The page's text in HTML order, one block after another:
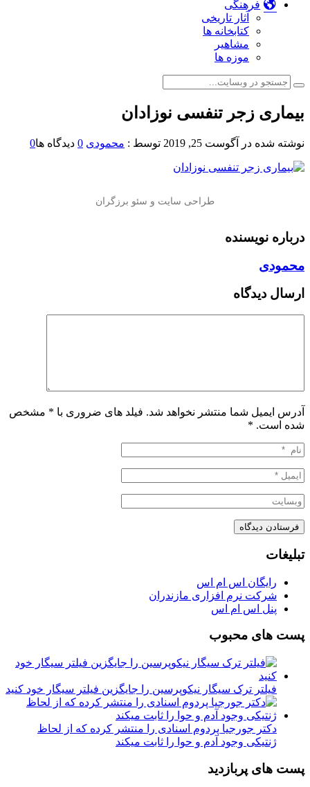
فرهنگی
آثار تاریخی
کتابخانه ها
مشاهیر
موزه ها
بیماری زجر تنفسی نوزادان
نوشته شده در آگوست 25, 2019 توسط : محمودی 0 دیدگاه ها0
درباره نویسنده
محمودی
ارسال دیدگاه
آدرس ایمیل شما منتشر نخواهد شد. فیلد های ضروری با * مشخص
شده است. *
تبلیغات
رایگان اس ام اس
شرکت نرم افزاری مازندران
پنل اس ام اس
پست های محبوب
فیلتر ترک سیگار نیکوپرسین را جایگزین فیلتر سیگار خود کنید
دکتر جورجیا پردوم اسنادی را منتشر کرده که از لحاظ
ژنتیکی وجود آدم و حوا را ثابت میکند
پست های پربازدید